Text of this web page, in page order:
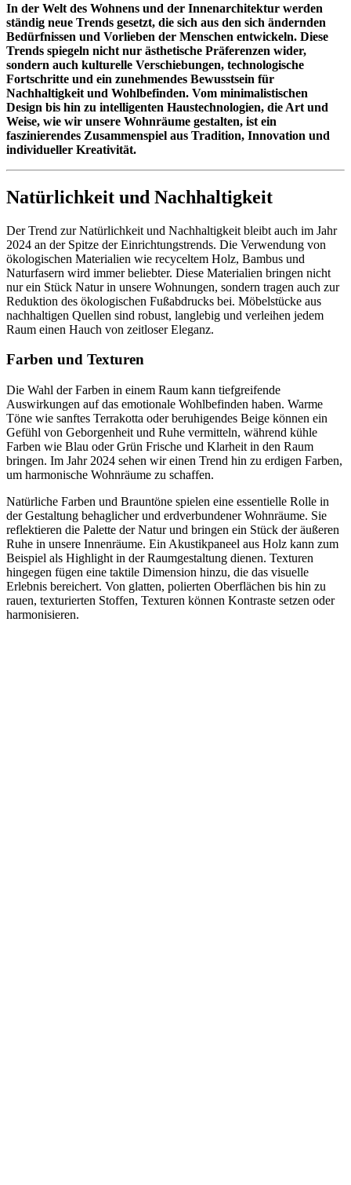
In der Welt des Wohnens und der Innenarchitektur werden
ständig neue Trends gesetzt, die sich aus den sich ändernden
Bedürfnissen und Vorlieben der Menschen entwickeln. Diese
Trends spiegeln nicht nur ästhetische Präferenzen wider,
sondern auch kulturelle Verschiebungen, technologische
Fortschritte und ein zunehmendes Bewusstsein für
Nachhaltigkeit und Wohlbefinden. Vom minimalistischen
Design bis hin zu intelligenten Haustechnologien, die Art und
Weise, wie wir unsere Wohnräume gestalten, ist ein
faszinierendes Zusammenspiel aus Tradition, Innovation und
individueller Kreativität.
Natürlichkeit und Nachhaltigkeit
Der Trend zur Natürlichkeit und Nachhaltigkeit bleibt auch im Jahr
2024 an der Spitze der Einrichtungstrends. Die Verwendung von
ökologischen Materialien wie recyceltem Holz, Bambus und
Naturfasern wird immer beliebter. Diese Materialien bringen nicht
nur ein Stück Natur in unsere Wohnungen, sondern tragen auch zur
Reduktion des ökologischen Fußabdrucks bei. Möbelstücke aus
nachhaltigen Quellen sind robust, langlebig und verleihen jedem
Raum einen Hauch von zeitloser Eleganz.
Farben und Texturen
Die Wahl der Farben in einem Raum kann tiefgreifende
Auswirkungen auf das emotionale Wohlbefinden haben. Warme
Töne wie sanftes Terrakotta oder beruhigendes Beige können ein
Gefühl von Geborgenheit und Ruhe vermitteln, während kühle
Farben wie Blau oder Grün Frische und Klarheit in den Raum
bringen. Im Jahr 2024 sehen wir einen Trend hin zu erdigen Farben,
um harmonische Wohnräume zu schaffen.
Natürliche Farben und Brauntöne spielen eine essentielle Rolle in
der Gestaltung behaglicher und erdverbundener Wohnräume. Sie
reflektieren die Palette der Natur und bringen ein Stück der äußeren
Ruhe in unsere Innenräume. Ein Akustikpaneel aus Holz kann zum
Beispiel als Highlight in der Raumgestaltung dienen. Texturen
hingegen fügen eine taktile Dimension hinzu, die das visuelle
Erlebnis bereichert. Von glatten, polierten Oberflächen bis hin zu
rauen, texturierten Stoffen, Texturen können Kontraste setzen oder
harmonisieren.